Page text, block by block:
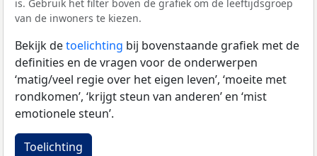
is. Gebruik het filter boven de grafiek om de leeftijdsgroep
van de inwoners te kiezen.
Bekijk detoelichting bij bovenstaande grafiek met de
definities en de vragen voor de onderwerpen
‘matig/veel regie over het eigen leven’, ‘moeite met
rondkomen’, ‘krijgt steun van anderen’ en ‘mist
emotionele steun’.
Toelichting